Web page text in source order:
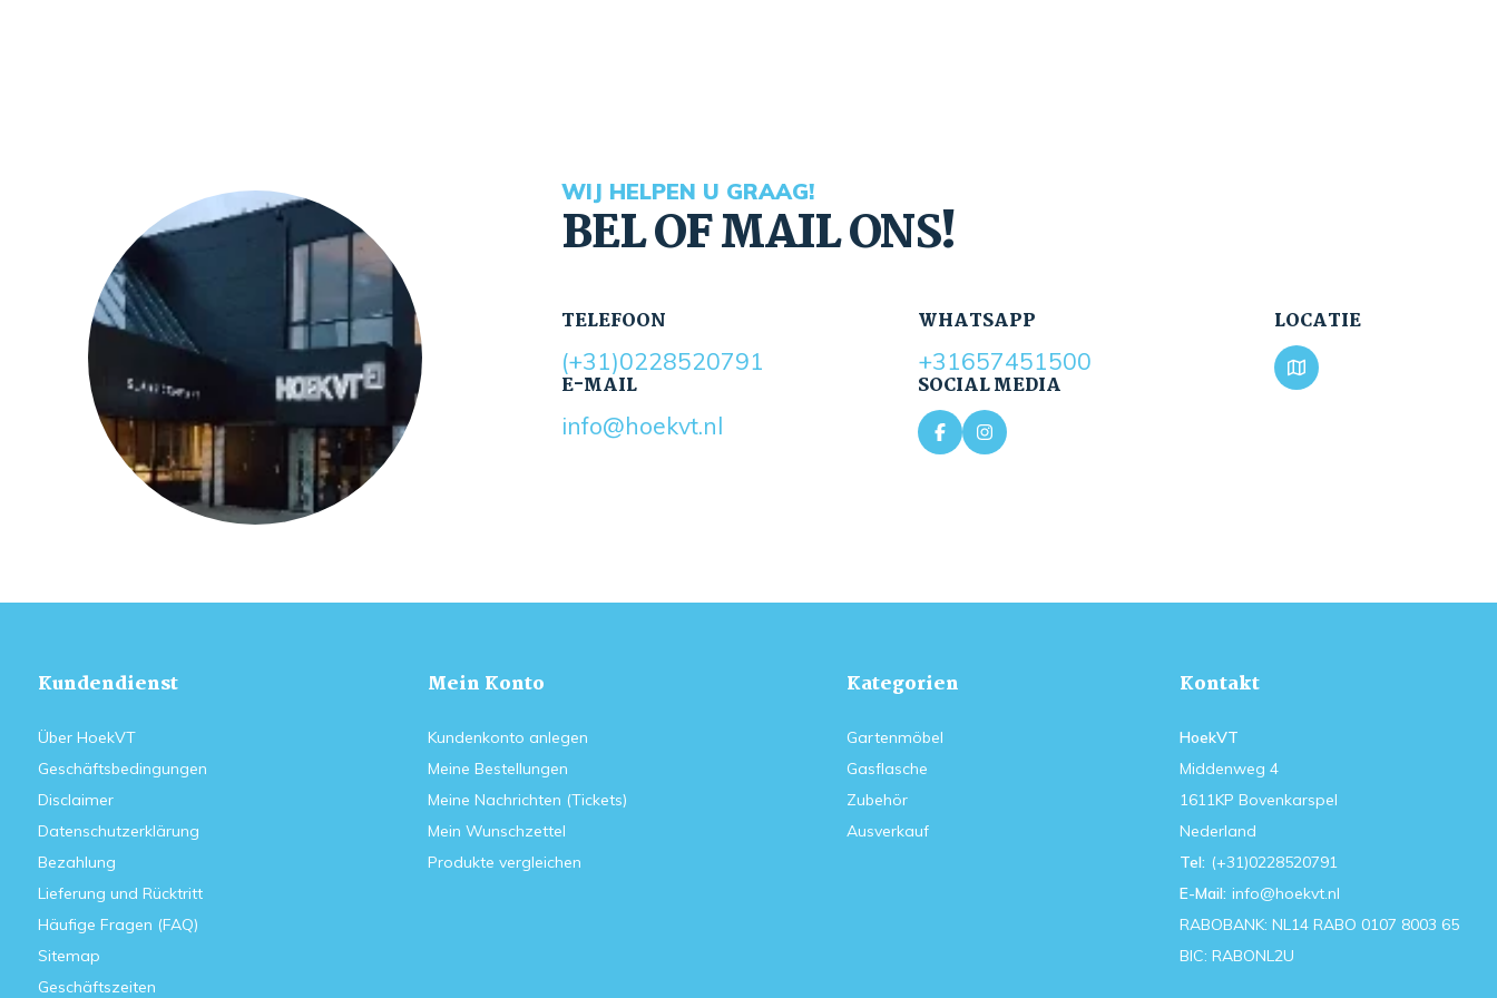
WIJ HELPEN U GRAAG!
BEL OF MAIL ONS!
TELEFOON
(+31)0228520791
E-MAIL
info@hoekvt.nl
WHATSAPP
+31657451500
SOCIAL MEDIA
LOCATIE
Kundendienst
Über HoekVT
Geschäftsbedingungen
Disclaimer
Datenschutzerklärung
Bezahlung
Lieferung und Rücktritt
Häufige Fragen (FAQ)
Sitemap
Geschäftszeiten
Mein Konto
Kundenkonto anlegen
Meine Bestellungen
Meine Nachrichten (Tickets)
Mein Wunschzettel
Produkte vergleichen
Kategorien
Gartenmöbel
Gasflasche
Zubehör
Ausverkauf
Kontakt
HoekVT
Middenweg 4
1611KP Bovenkarspel
Nederland
Tel: (+31)0228520791
E-Mail: info@hoekvt.nl
RABOBANK: NL14 RABO 0107 8003 65
BIC: RABONL2U